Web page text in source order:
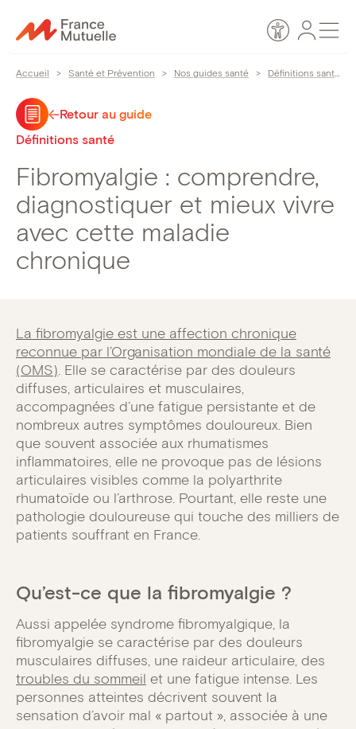
au
Accessibilité
Espace
Accueil > Santé et Prévention > Nos guides santé > Définitions santé
Retour au guide
Définitions santé
Fibromyalgie : comprendre,
diagnostiquer et mieux vivre
avec cette maladie
chronique
La fibromyalgie est une affection chronique
reconnue par l’Organisation mondiale de la santé
(OMS). Elle se caractérise par des douleurs
diffuses, articulaires et musculaires,
accompagnées d’une fatigue persistante et de
nombreux autres symptômes douloureux. Bien
que souvent associée aux rhumatismes
inflammatoires, elle ne provoque pas de lésions
articulaires visibles comme la polyarthrite
rhumatoïde ou l’arthrose. Pourtant, elle reste une
pathologie douloureuse qui touche des milliers de
patients souffrant en France.
Qu’est-ce que la fibromyalgie ?
Aussi appelée syndrome fibromyalgique, la
fibromyalgie se caractérise par des douleurs
musculaires diffuses, une raideur articulaire, des
troubles du sommeil et une fatigue intense. Les
personnes atteintes décrivent souvent la
sensation d’avoir mal « partout », associée à une